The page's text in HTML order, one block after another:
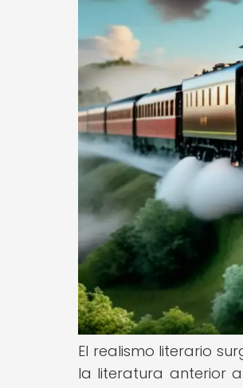
El realismo literario
la literatura anterior